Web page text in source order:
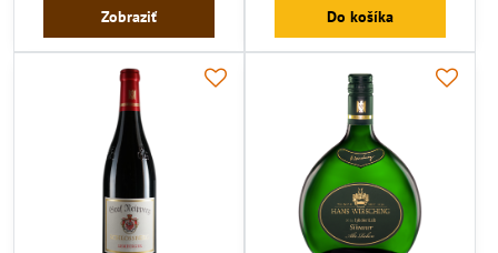
Zobraziť Do košíka